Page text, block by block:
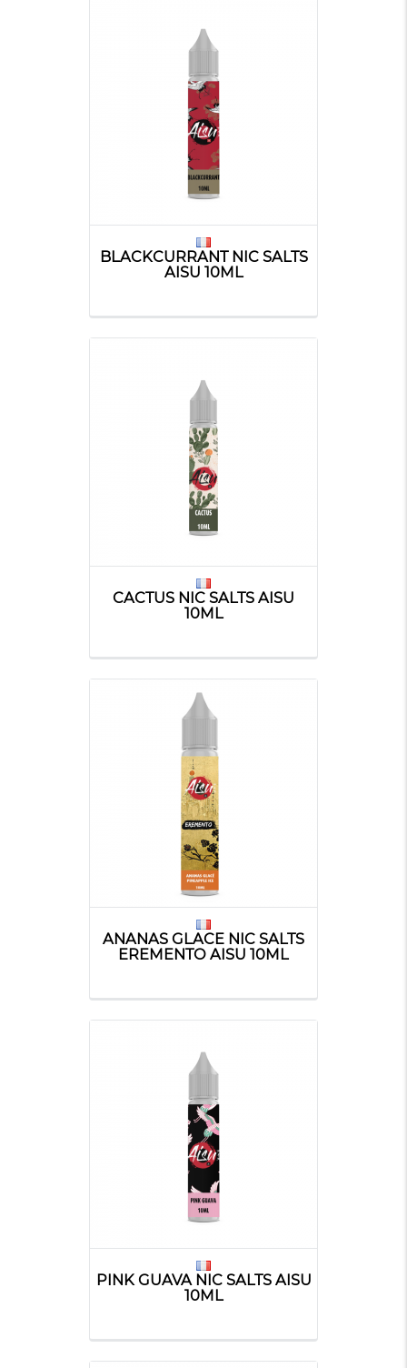
BLACKCURRANT NIC SALTS
AISU 10ML
CACTUS NIC SALTS AISU
10ML
ANANAS GLACE NIC SALTS
EREMENTO AISU 10ML
PINK GUAVA NIC SALTS AISU
10ML